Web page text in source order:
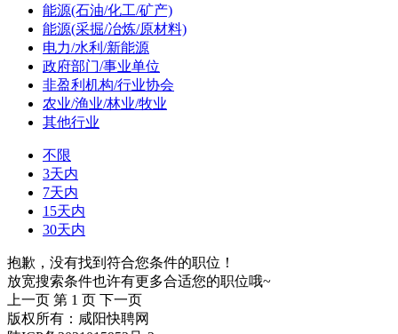
能源(石油/化工/矿产)
能源(采掘/冶炼/原材料)
电力/水利/新能源
政府部门/事业单位
非盈利机构/行业协会
农业/渔业/林业/牧业
其他行业
不限
3天内
7天内
15天内
30天内
抱歉，没有找到符合您条件的职位！
放宽搜索条件也许有更多合适您的职位哦~
上一页 第 1 页 下一页
版权所有：咸阳快聘网